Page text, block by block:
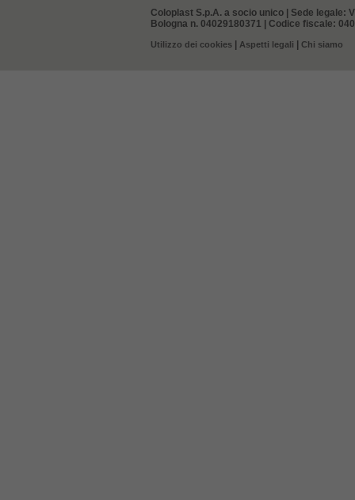
Coloplast S.p.A. a socio unico | Sede legale:
Bologna n. 04029180371 | Codice fiscale:
Utilizzo dei cookies Aspetti legali Chi siamo